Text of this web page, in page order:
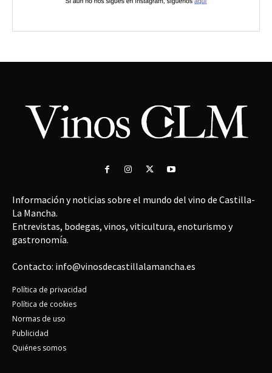
Información y noticias sobre el mundo del vino de Castilla-
La Mancha.
Entrevistas, bodegas, vinos, viticultura, enoturismo y
gastronomía.
Contacto: info@vinosdecastillalamancha.es
Política de privacidad
Política de cookies
Normas de uso
Publicidad
Quiénes somos